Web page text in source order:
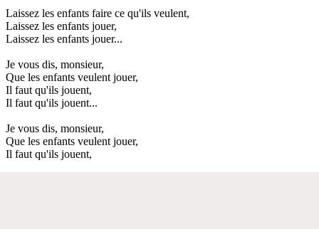
Laissez les enfants faire ce qu'ils veulent,
Laissez les enfants jouer,
Laissez les enfants jouer...
Je vous dis, monsieur,
Que les enfants veulent jouer,
Il faut qu'ils jouent,
Il faut qu'ils jouent...
Je vous dis, monsieur,
Que les enfants veulent jouer,
Il faut qu'ils jouent,